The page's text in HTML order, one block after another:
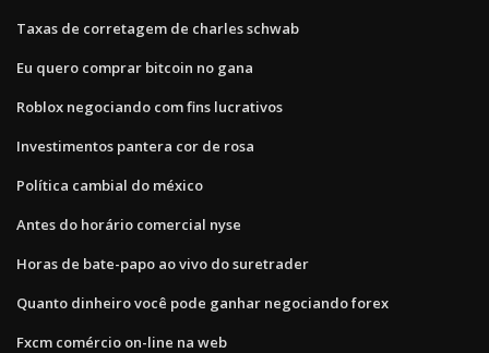
Taxas de corretagem de charles schwab
Eu quero comprar bitcoin no gana
Roblox negociando com fins lucrativos
Investimentos pantera cor de rosa
Política cambial do méxico
Antes do horário comercial nyse
Horas de bate-papo ao vivo do suretrader
Quanto dinheiro você pode ganhar negociando forex
Fxcm comércio on-line na web